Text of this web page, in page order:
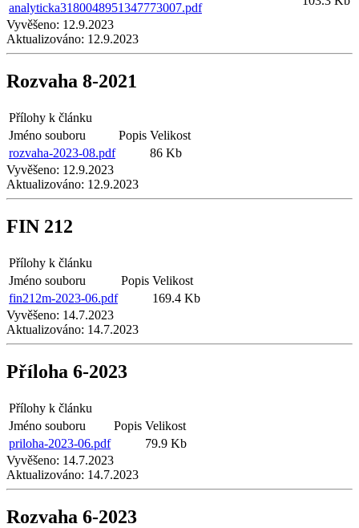
analyticka3180048951347773007.pdf
Vyvěšeno: 12.9.2023
Aktualizováno: 12.9.2023
Rozvaha 8-2021
Přílohy k článku
Jméno souboru
Popis Velikost
rozvaha-2023-08.pdf
86 Kb
Vyvěšeno: 12.9.2023
Aktualizováno: 12.9.2023
FIN 212
Přílohy k článku
Jméno souboru
Popis Velikost
fin212m-2023-06.pdf
169.4 Kb
Vyvěšeno: 14.7.2023
Aktualizováno: 14.7.2023
Příloha 6-2023
Přílohy k článku
Jméno souboru
Popis Velikost
priloha-2023-06.pdf
79.9 Kb
Vyvěšeno: 14.7.2023
Aktualizováno: 14.7.2023
Rozvaha 6-2023